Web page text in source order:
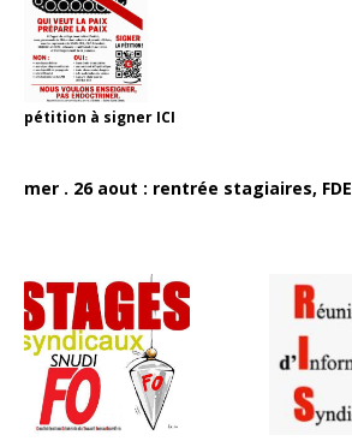
pétition à signer ICI
mer . 26 aout : rentrée stagiaires, FDE